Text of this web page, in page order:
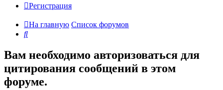
Регистрация
На главную Список форумов
Поиск
Вам необходимо авторизоваться для
цитирования сообщений в этом
форуме.